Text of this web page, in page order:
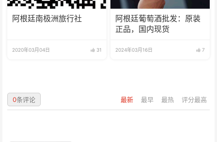
阿根廷南极洲旅行社
2020年03月04日 31
阿根廷葡萄酒批发：原装
正品，国内现货
2024年03月16日 7
最新 最早 最热 评分最高
0条评论